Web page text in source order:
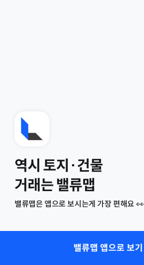
역시 토지·건물
거래는 밸류맵
밸류맵은 앱으로 보시는게 가장 편해요 👀
밸류맵 앱으로 보기